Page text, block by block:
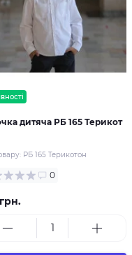
дитяча РБ 165 Терикот
РБ 165 Терикотон
0